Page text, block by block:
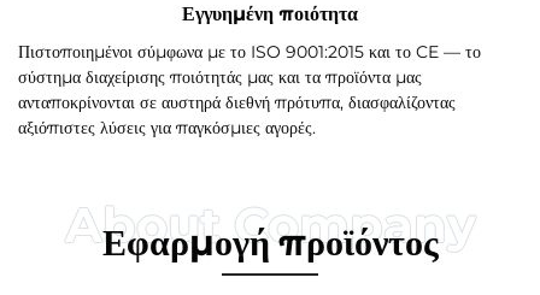
Εγγυημένη ποιότητα
Πιστοποιημένοι σύμφωνα με το ISO 9001:2015 και το CE — το
σύστημα διαχείρισης ποιότητάς μας και τα προϊόντα μας
ανταποκρίνονται σε αυστηρά διεθνή πρότυπα, διασφαλίζοντας
αξιόπιστες λύσεις για παγκόσμιες αγορές.
Εφαρμογή προϊόντος